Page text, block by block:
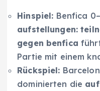
Hinspiel: Benfica
aufstellungen:
gegen benfica
Partie mit einem
Rückspiel:
dominierten die